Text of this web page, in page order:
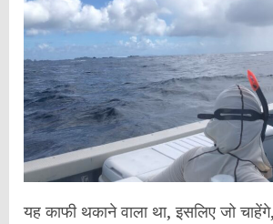
यह काफी थकाने वाला था, इसलिए जो